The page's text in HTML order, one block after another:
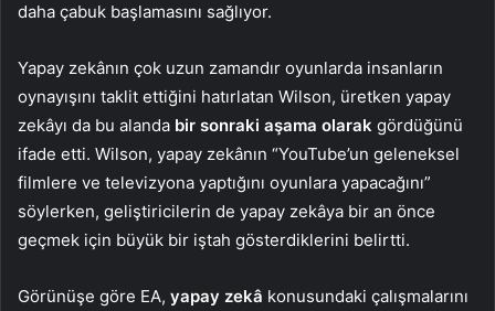
daha çabuk başlamasını sağlıyor.
Yapay zekânın çok uzun zamandır oyunlarda insanların
oynayışını taklit ettiğini hatırlatan Wilson, üretken yapay
zekâyı da bu alanda bir sonraki aşama olarak gördüğünü
ifade etti. Wilson, yapay zekânın “YouTube’un geleneksel
filmlere ve televizyona yaptığını oyunlara yapacağını”
söylerken, geliştiricilerin de yapay zekâya bir an önce
geçmek için büyük bir iştah gösterdiklerini belirtti.
Görünüşe göre EA, yapay zekâ konusundaki çalışmalarını